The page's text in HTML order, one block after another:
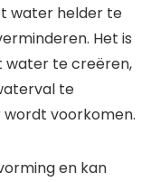
water helder te
Het is
water te creëren,
te
voorkomen.
en kan